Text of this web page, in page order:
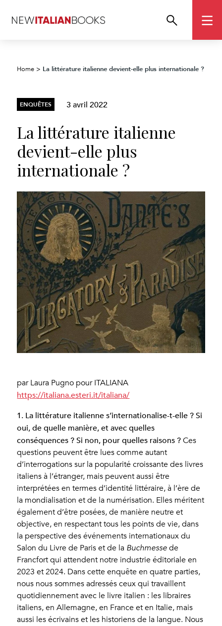
Home > La littérature italienne devient-elle plus internationale ?
ENQUÊTES 3 avril 2022
La littérature italienne
devient-elle plus
internationale ?
par Laura Pugno pour ITALIANA
https://italiana.esteri.it/italiana/
1. La littérature italienne s’internationalise-t-elle ? Si
oui, de quelle manière, et avec quelles
conséquences ? Si non, pour quelles raisons ?Ces
questions peuvent être lues comme autant
d’interrogations sur la popularité croissante des livres
italiens à l’étranger, mais peuvent aussi être
interprétées en termes d’identité littéraire, à l’ère de
la mondialisation et de la numérisation. Elles méritent
également d’être posées, de manière neutre et
objective, en respectant tous les points de vie, dans
la perspective des événements internationaux du
Salon du Livre de Paris et de la Buchmesse de
Francfort qui attendent notre industrie éditoriale en
2023 et 2024. Dans cette enquête en quatre parties,
nous nous sommes adressés ceux qui travaillent
quotidiennement avec le livre italien : les libraires
italiens, en Allemagne, en France et en Italie, mais
aussi les écrivains et les historiens de la langue. Nous